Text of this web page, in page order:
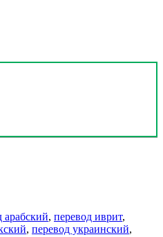
арабский, перевод иврит,
, перевод украинский,